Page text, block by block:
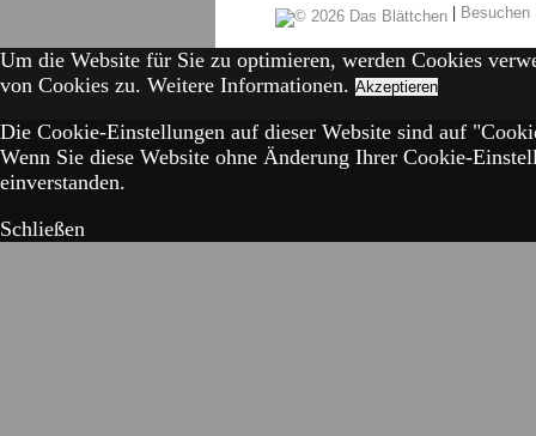
|
Um die Website für Sie zu optimieren, werden Cookies
von Cookies zu. Weitere Informationen. Akzeptieren
Die Cookie-Einstellungen auf dieser Website sind auf
Wenn Sie diese Website ohne Änderung Ihrer Cookie-
einverstanden.
Schließen